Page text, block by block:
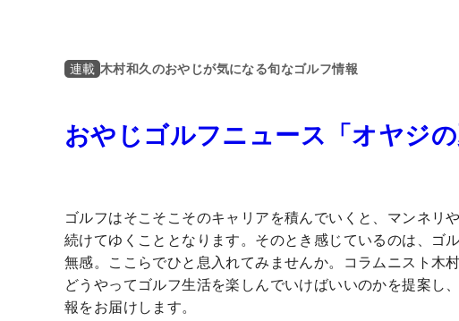
連載 木村和久のおやじが気になる旬なゴルフ情報
おやじゴルフニュース「オヤジ
ゴルフはそこそこそのキャリアを積んでいくと、マンネリ
続けてゆくこととなります。そのとき感じているのは、ゴ
無感。ここらでひと息入れてみませんか。コラムニスト木
どうやってゴルフ生活を楽しんでいけばいいのかを提案し
報をお届けします。